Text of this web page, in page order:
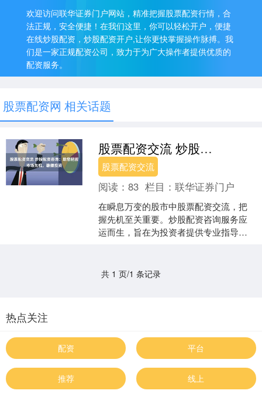
欢迎访问联华证券门户网站，精准把握股票配资行情，合
法正规，安全便捷！在我们这里，你可以轻松开户，便捷
在线炒股配资，炒股配资开户,让你更快掌握操作脉搏。我
们是一家正规配资公司，致力于为广大操作者提供优质的
配资服务。
股票配资网 相关话题
股票配资交流 炒股配资咨询：助您把握市场先机，稳健投资
股票配资交流
阅读：83 栏目：联华证券门户
在瞬息万变的股市中股票配资交流，把
握先机至关重要。炒股配资咨询服务应
运而生，旨在为投资者提供专业指导，
共 1 页/1 条记录
热点关注
配资 平台
推荐 线上